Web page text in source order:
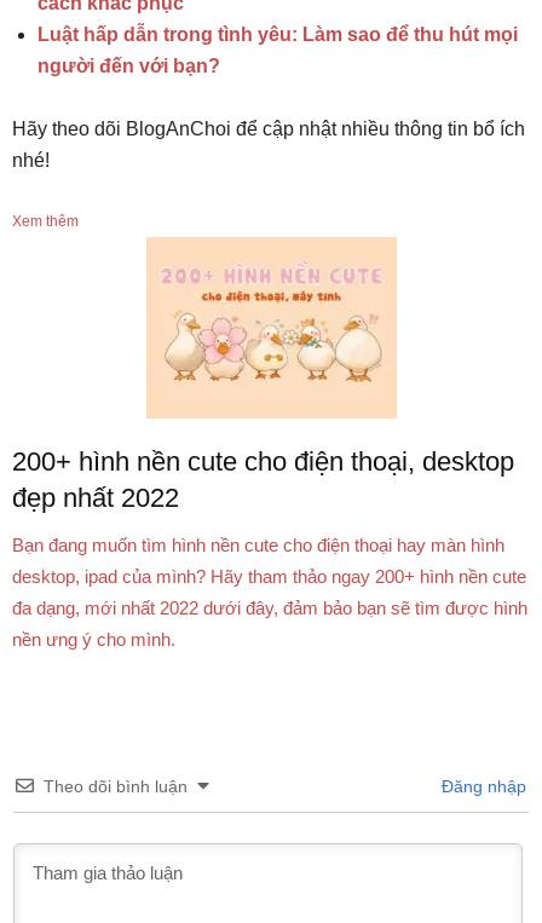
Luật hấp dẫn trong tình yêu: Làm sao để thu hút mọi
người đến với bạn?
Hãy theo dõi BlogAnChoi để cập nhật nhiều thông tin bổ ích
nhé!
Xem thêm
200+ hình nền cute cho điện thoại, desktop
đẹp nhất 2022
Bạn đang muốn tìm hình nền cute cho điện thoại hay màn hình
desktop, ipad của mình? Hãy tham thảo ngay 200+ hình nền cute
đa dạng, mới nhất 2022 dưới đây, đảm bảo bạn sẽ tìm được hình
nền ưng ý cho mình.
Theo dõi bình luận Đăng nhập